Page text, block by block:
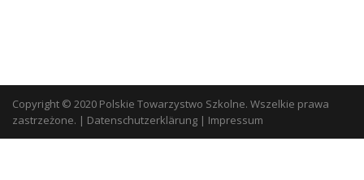
Copyright © 2020 Polskie Towarzystwo Szkolne. Wszelkie prawa
zastrzeżone. | Datenschutzerklärung | Impressum